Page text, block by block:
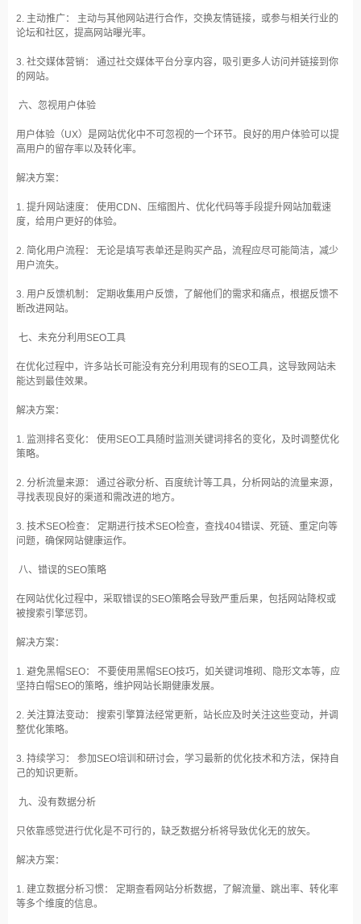
2. 主动推广： 主动与其他网站进行合作，交换友情链接，或参与相关行业的
论坛和社区，提高网站曝光率。
3. 社交媒体营销： 通过社交媒体平台分享内容，吸引更多人访问并链接到你
的网站。
六、忽视用户体验
用户体验（UX）是网站优化中不可忽视的一个环节。良好的用户体验可以提
高用户的留存率以及转化率。
解决方案：
1. 提升网站速度： 使用CDN、压缩图片、优化代码等手段提升网站加载速
度，给用户更好的体验。
2. 简化用户流程： 无论是填写表单还是购买产品，流程应尽可能简洁，减少
用户流失。
3. 用户反馈机制： 定期收集用户反馈，了解他们的需求和痛点，根据反馈不
断改进网站。
七、未充分利用SEO工具
在优化过程中，许多站长可能没有充分利用现有的SEO工具，这导致网站未
能达到最佳效果。
解决方案：
1. 监测排名变化： 使用SEO工具随时监测关键词排名的变化，及时调整优化
策略。
2. 分析流量来源： 通过谷歌分析、百度统计等工具，分析网站的流量来源，
寻找表现良好的渠道和需改进的地方。
3. 技术SEO检查： 定期进行技术SEO检查，查找404错误、死链、重定向等
问题，确保网站健康运作。
八、错误的SEO策略
在网站优化过程中，采取错误的SEO策略会导致严重后果，包括网站降权或
被搜索引擎惩罚。
解决方案：
1. 避免黑帽SEO： 不要使用黑帽SEO技巧，如关键词堆砌、隐形文本等，应
坚持白帽SEO的策略，维护网站长期健康发展。
2. 关注算法变动： 搜索引擎算法经常更新，站长应及时关注这些变动，并调
整优化策略。
3. 持续学习： 参加SEO培训和研讨会，学习最新的优化技术和方法，保持自
己的知识更新。
九、没有数据分析
只依靠感觉进行优化是不可行的，缺乏数据分析将导致优化无的放矢。
解决方案：
1. 建立数据分析习惯： 定期查看网站分析数据，了解流量、跳出率、转化率
等多个维度的信息。